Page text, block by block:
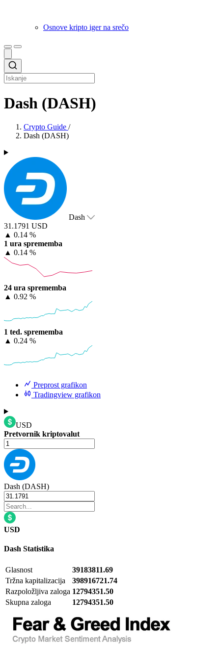
Osnove kripto iger na srečo
Dash (DASH)
Crypto Guide /
Dash (DASH)
Dash
31.1791 USD
▲ 0.14 %
1 ura sprememba
▲ 0.14 %
24 ura sprememba
▲ 0.92 %
1 ted. sprememba
▲ 0.24 %
Preprost grafikon
Tradingview grafikon
USD
Pretvornik kriptovalut
Dash (DASH)
USD
Dash Statistika
Glasnost
39183811.69
Tržna kapitalizacija
398916721.74
Razpoložljiva zaloga 12794351.50
Skupna zaloga
12794351.50